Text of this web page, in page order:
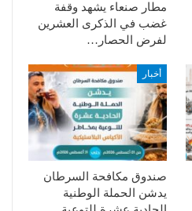
مطار صنعاء يشهد وقفة
غضب في الذكرى العشرين
لفرض الحصار…
أخبار
صندوق مكافحة السرطان
يدشن الحملة الوطنية